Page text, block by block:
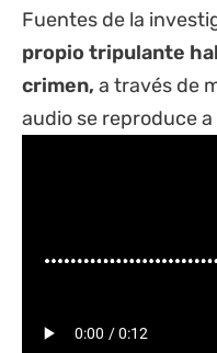
Fuentes de la
propio tripulante
crimen, a través de
audio se reproduce